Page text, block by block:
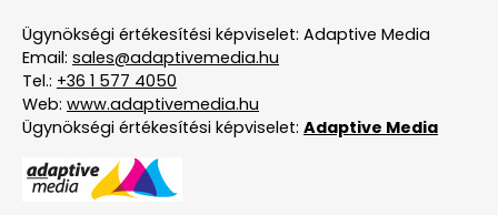
Ügynökségi értékesítési képviselet: Adaptive Media
Email: sales@adaptivemedia.hu
Tel.: +36 1 577 4050
Web: www.adaptivemedia.hu
Ügynökségi értékesítési képviselet: Adaptive Media